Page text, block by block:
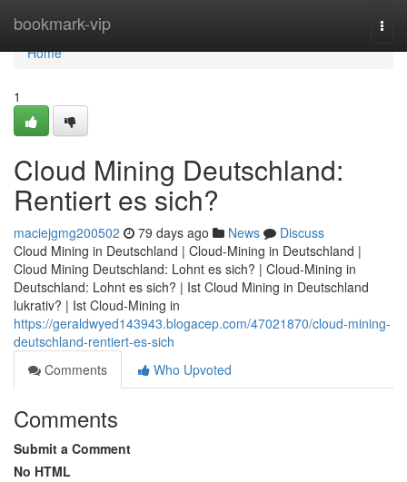
bookmark-vip
Home
Home
1
Cloud Mining Deutschland:
Rentiert es sich?
maciejgmg200502 79 days ago News
Discuss
Cloud Mining in Deutschland | Cloud-Mining in Deutschland |
Cloud Mining Deutschland: Lohnt es sich? | Cloud-Mining in
Deutschland: Lohnt es sich? | Ist Cloud Mining in Deutschland
lukrativ? | Ist Cloud-Mining in
https://geraldwyed143943.blogacep.com/47021870/cloud-mining-
deutschland-rentiert-es-sich
Comments
Who Upvoted
Comments
Submit a Comment
No HTML